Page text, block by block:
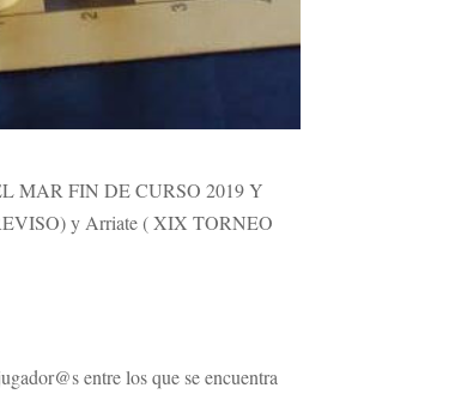
MAR FIN DE CURSO 2019 Y
y Arriate ( XIX TORNEO
entre los que se encuentra